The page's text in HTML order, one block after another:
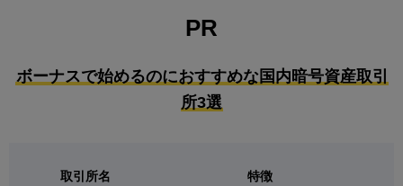
PR
ボーナスで始めるのにおすすめな国内暗号資産取引
所3選
取引所名 特徴